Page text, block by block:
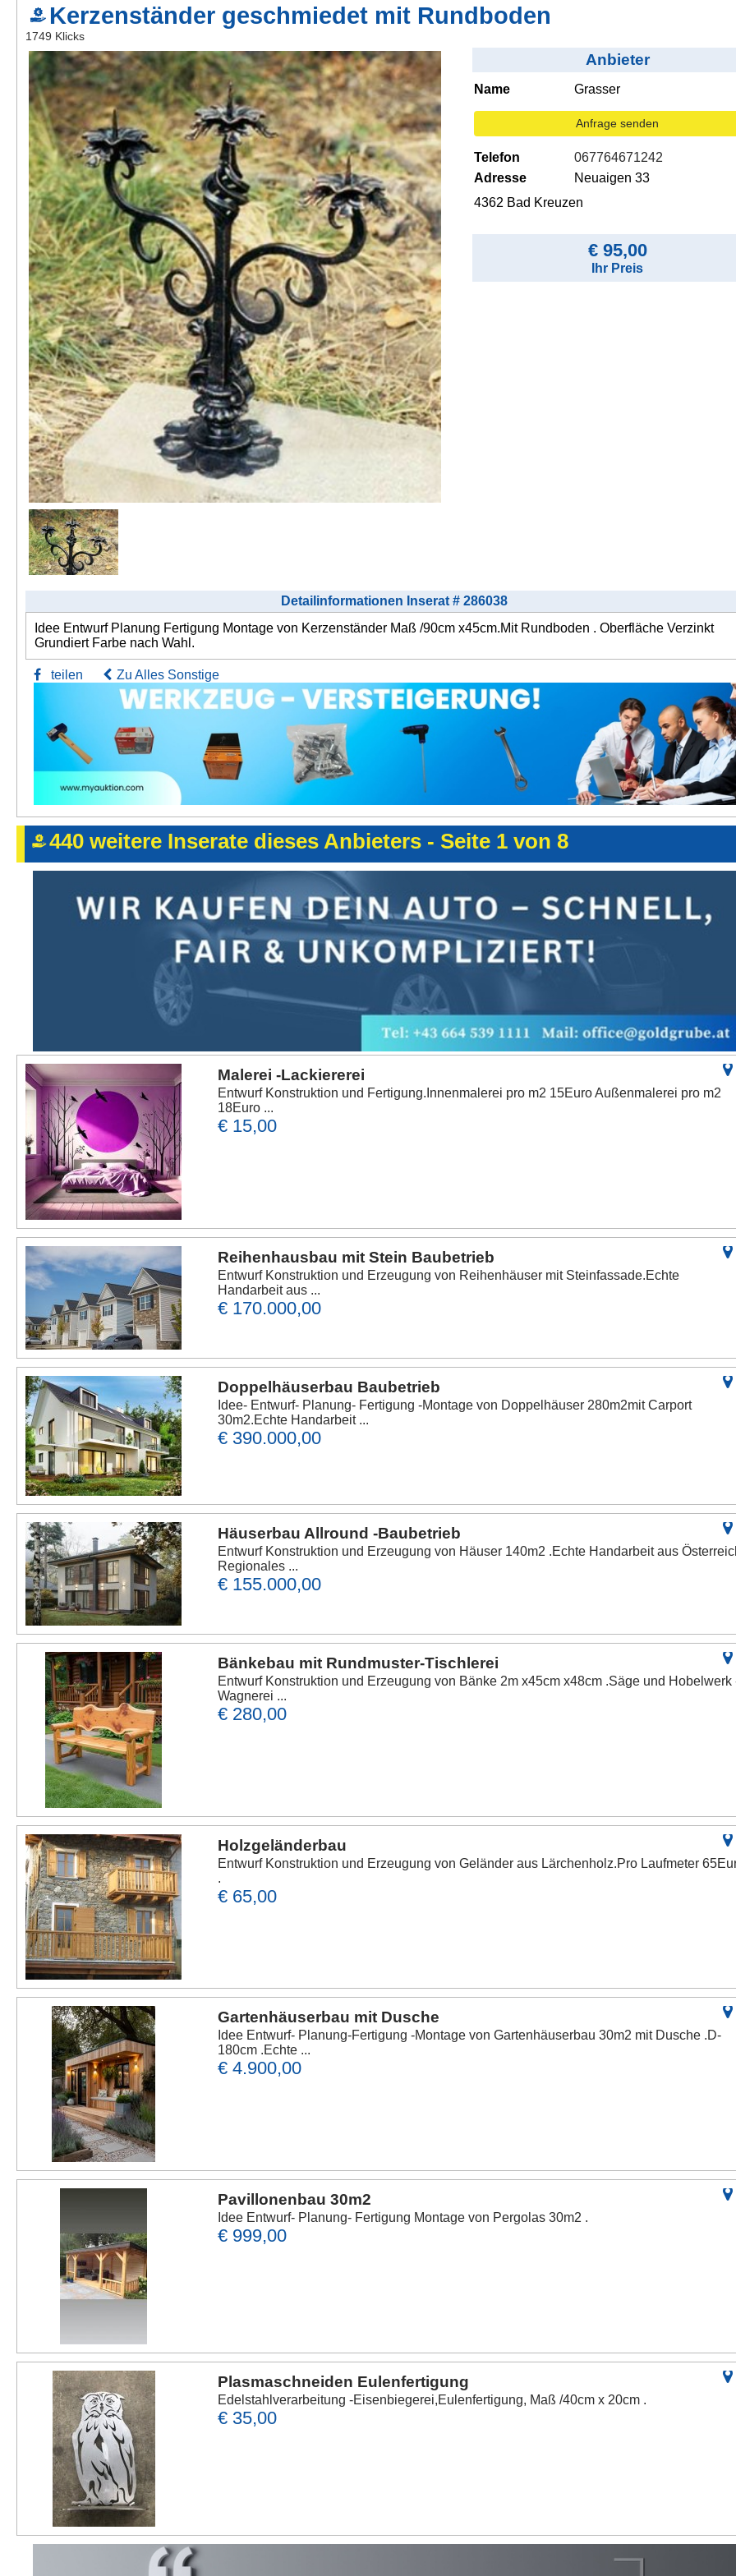
Kontakt
AGB, Nutzungsbedingungen
Impressum
Kerzenständer geschmiedet mit Rundboden
1749 Klicks
Anbieter
Name Grasser
Anfrage senden
Telefon
067764671242
Adresse
Neuaigen 33
4362 Bad Kreuzen
€ 95,00
Ihr Preis
Detailinformationen Inserat # 286038
Idee Entwurf Planung Fertigung Montage von Kerzenständer Maß /90cm x45cm.Mit Rundboden . Oberfläche Verzinkt
Grundiert Farbe nach Wahl.
teilen Zu Alles Sonstige
440 weitere Inserate dieses Anbieters - Seite 1 von 8
Malerei -Lackiererei
Entwurf Konstruktion und Fertigung.Innenmalerei pro m2 15Euro Außenmalerei pro m2
18Euro ...
€ 15,00
Reihenhausbau mit Stein Baubetrieb
Entwurf Konstruktion und Erzeugung von Reihenhäuser mit Steinfassade.Echte
Handarbeit aus ...
€ 170.000,00
Doppelhäuserbau Baubetrieb
Idee- Entwurf- Planung- Fertigung -Montage von Doppelhäuser 280m2mit Carport
30m2.Echte Handarbeit ...
€ 390.000,00
Häuserbau Allround -Baubetrieb
Entwurf Konstruktion und Erzeugung von Häuser 140m2 .Echte Handarbeit aus
Regionales ...
€ 155.000,00
Bänkebau mit Rundmuster-Tischlerei
Entwurf Konstruktion und Erzeugung von Bänke 2m x45cm x48cm .Säge und Hobelwerk
Wagnerei ...
€ 280,00
Holzgeländerbau
Entwurf Konstruktion und Erzeugung von Geländer aus Lärchenholz.Pro Laufmeter
.
€ 65,00
Gartenhäuserbau mit Dusche
Idee Entwurf- Planung-Fertigung -Montage von Gartenhäuserbau 30m2 mit Dusche .D-
180cm .Echte ...
€ 4.900,00
Pavillonenbau 30m2
Idee Entwurf- Planung- Fertigung Montage von Pergolas 30m2 .
€ 999,00
Plasmaschneiden Eulenfertigung
Edelstahlverarbeitung -Eisenbiegerei,Eulenfertigung, Maß /40cm x 20cm .
€ 35,00